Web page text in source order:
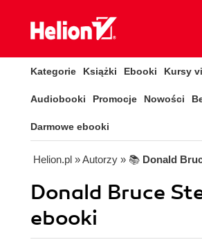
Kategorie Książki Ebooki Kursy
Audiobooki Promocje Nowości
Darmowe ebooki
Helion.pl » Autorzy » 📚 Donald
Donald Bruce
ebooki